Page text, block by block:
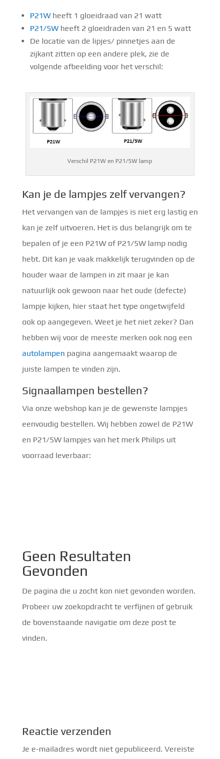
P21Wheeft 1 gloeidraad van 21 watt
P21/5Wheeft 2 gloeidraden van 21 en 5 watt
De locatie van de lipjes/ pinnetjes aan de
zijkant zitten op een andere plek, zie de
volgende afbeelding voor het verschil:
Verschil P21W en P21/5W lamp
Kan je de lampjes zelf vervangen?
Het vervangen van de lampjes is niet erg lastig en
kan je zelf uitvoeren. Het is dus belangrijk om te
bepalen of je een P21W of P21/5W lamp nodig
hebt. Dit kan je vaak makkelijk terugvinden op de
houder waar de lampen in zit maar je kan
natuurlijk ook gewoon naar het oude (defecte)
lampje kijken, hier staat het type ongetwijfeld
ook op aangegeven. Weet je het niet zeker? Dan
hebben wij voor de meeste merken ook nog een
autolampen pagina aangemaakt waarop de
juiste lampen te vinden zijn.
Signaallampen bestellen?
Via onze webshop kan je de gewenste lampjes
eenvoudig bestellen. Wij hebben zowel de P21W
en P21/5W lampjes van het merk Philips uit
voorraad leverbaar:
Geen Resultaten
Gevonden
De pagina die u zocht kon niet gevonden worden.
Probeer uw zoekopdracht te verfijnen of gebruik
de bovenstaande navigatie om deze post te
vinden.
Reactie verzenden
Je e-mailadres wordt niet gepubliceerd. Vereiste